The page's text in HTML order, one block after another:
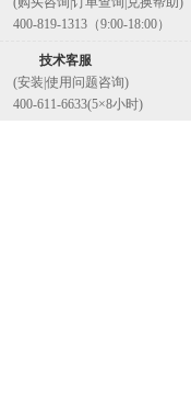
400-819-1313（9:00-18:00）
技术客服
(安装|使用问题咨询)
400-611-6633(5×8小时)